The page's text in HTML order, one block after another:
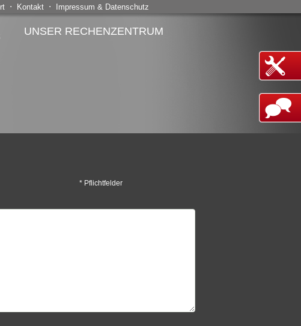
⋅ Kontakt ⋅ Impressum & Datenschutz
UNSER RECHENZENTRUM
* Pflichtfelder